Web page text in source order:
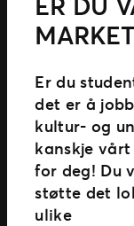
Er du
det er å
kultur- og
kanskje
for deg! Du
støtte det
ulike